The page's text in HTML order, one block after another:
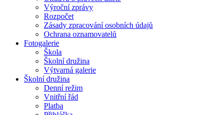
Výroční zprávy
Rozpočet
Zásady zpracování osobních údajů
Ochrana oznamovatelů
Fotogalerie
Škola
Školní družina
Výtvarná galerie
Školní družina
Denní režim
Vnitřní řád
Platba